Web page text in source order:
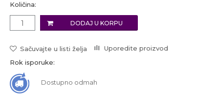
Količina:
DODAJ U KORPU
Sačuvajte u listi želja
Uporedite proizvod
Rok isporuke:
Dostupno odmah